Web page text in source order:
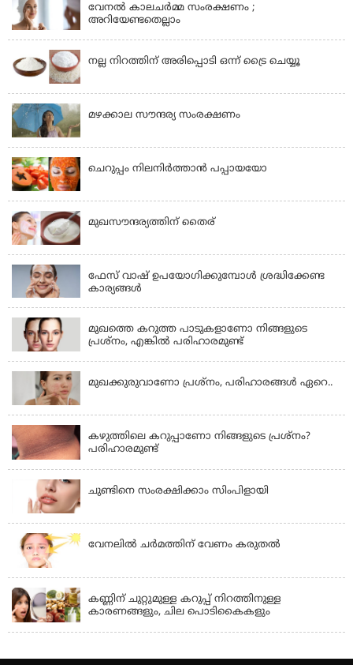
വേനൽ കാലചർമ്മ സംരക്ഷണം ;
അറിയേണ്ടതെല്ലാം
നല്ല നിറത്തിന് അരിപ്പൊടി ഒന്ന് ട്രൈ ചെയ്യൂ
മഴക്കാല സൗന്ദര്യ സംരക്ഷണം
ചെറുപ്പം നിലനിര്‍ത്താന്‍ പപ്പായയോ
മുഖസൗന്ദര്യത്തിന് തൈര്
ഫേസ് വാഷ് ഉപയോഗിക്കുമ്പോള്‍ ശ്രദ്ധിക്കേണ്ട
കാര്യങ്ങള്‍
മുഖത്തെ കറുത്ത പാടുകളാണോ നിങ്ങളുടെ
പ്രശ്‌നം, എങ്കില്‍ പരിഹാരമുണ്ട്
മുഖക്കുരുവാണോ പ്രശ്‌നം, പരിഹാരങ്ങള്‍ ഏറെ..
കഴുത്തിലെ കറുപ്പാണോ നിങ്ങളുടെ പ്രശ്‌നം?
പരിഹാരമുണ്ട്‌
ചുണ്ടിനെ സംരക്ഷിക്കാം സിംപിളായി
വേനലില്‍ ചര്‍മത്തിന് വേണം കരുതല്‍
കണ്ണിന് ചുറ്റുമുള്ള കറുപ്പ് നിറത്തിനുള്ള
കാരണങ്ങളും, ചില പൊടികൈകളും